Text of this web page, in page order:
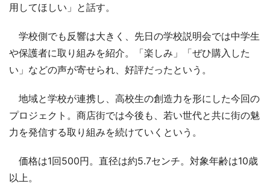
用してほしい」と話す。
学校側でも反響は大きく、先日の学校説明会では中学生
や保護者に取り組みを紹介。「楽しみ」「ぜひ購入した
い」などの声が寄せられ、好評だったという。
地域と学校が連携し、高校生の創造力を形にした今回の
プロジェクト。商店街では今後も、若い世代と共に街の魅
力を発信する取り組みを続けていくという。
価格は1回500円。直径は約5.7センチ。対象年齢は10歳
以上。